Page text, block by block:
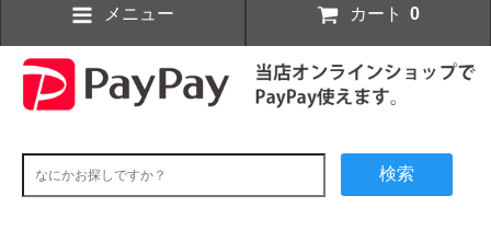
メニュー カート 0
検索